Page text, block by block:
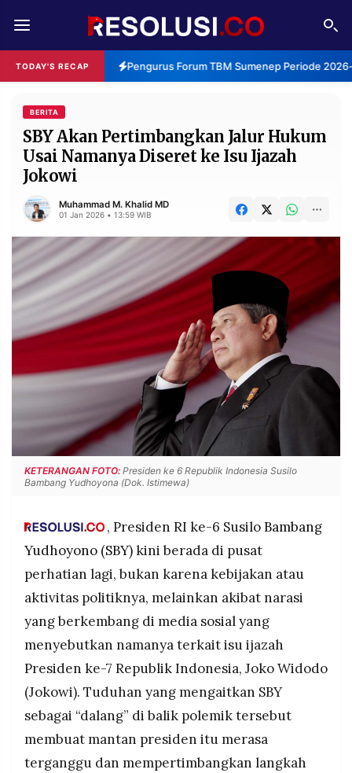
TODAY'S RECAP Pengurus Forum TBM Sumenep Periode
REDAKSI TENTANG
RESOLUSI IKLAN
RUBRIKASI
EDITORIAL
FINANSIA PERSONA
DAERAH NASIONAL
MANCA SPORT
INFORMASI
BERITA
WARGA
INFORMASI KIRIM
TULISAN
PENGADUAN TERM
SERVICE
IKUTI
PT.
RESOLUSI
MEDIA
PRAMUDITA
BERITA
SBY Akan Pertimbangkan Jalur Hukum
Usai Namanya Diseret ke Isu Ijazah
Jokowi
Muhammad M. Khalid MD
01 Jan 2026 • 13:59 WIB
KETERANGAN FOTO: Presiden ke 6 Republik Indonesia Susilo
Bambang Yudhoyona (Dok. Istimewa)
, Presiden RI ke-6 SusiloBambang
Yudhoyono (SBY)kini berada di pusat
perhatian lagi, bukan karena kebijakan atau
aktivitas politiknya, melainkan akibat narasi
yang berkembang di media sosial yang
menyebutkan namanya terkait isu ijazah
Presiden ke-7 Republik Indonesia, Joko Widodo
(Jokowi). Tuduhan yang mengaitkan SBY
sebagai “dalang” di balik polemik tersebut
membuat mantan presiden itu merasa
terganggu dan mempertimbangkan langkah